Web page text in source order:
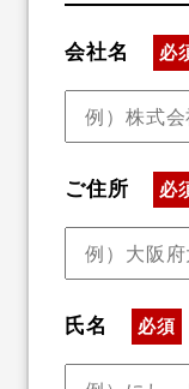
会社名 必
ご住所 必
氏名 必須